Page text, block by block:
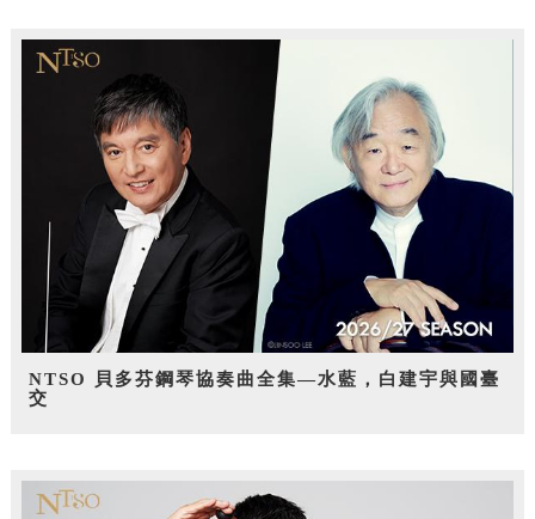
NTSO 貝多芬鋼琴協奏曲全集—水藍，白建宇與國臺
交